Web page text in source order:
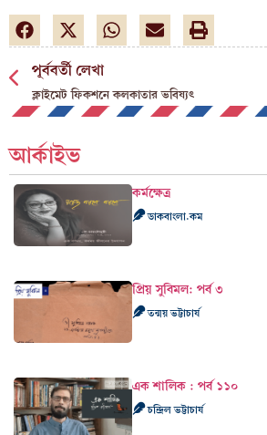
পূর্ববর্তী লেখা
ক্লাইমেট ফিকশনে কলকাতার ভবিষ্যৎ
আর্কাইভ
কর্মক্ষেত্র
ডাকবাংলা.কম
প্রিয় সুবিমল: পর্ব ৩
তন্ময় ভট্টাচার্য
এক শালিক : পর্ব ১১০
চন্দ্রিল ভট্টাচার্য